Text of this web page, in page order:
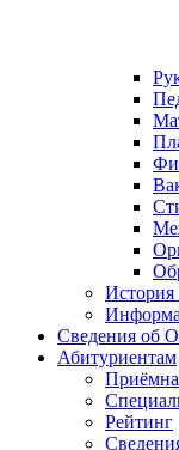
История
Сведения об
Абитуриентам
Рейтинг